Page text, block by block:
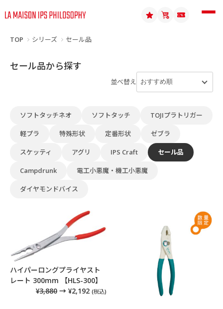
TOP シリーズ セール品
セール品から探す
並べ替え
ソフトタッチネオ ソフトタッチ TOJIプラトリガー
軽プラ 特殊形状 定番形状 ゼブラ
スケッティ アグリ IPS Craft セール品
Campdrunk 電工小悪魔・機工小悪魔
ダイヤモンドバイス
ハイパーロングプライヤスト
レート 300mm 【HLS-300】
¥3,880 → ¥2,192 (税込)